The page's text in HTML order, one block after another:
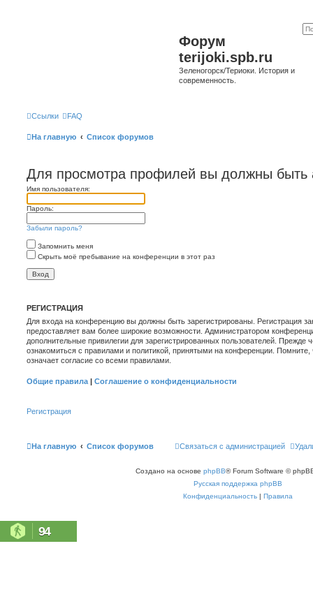
Форум
terijoki.spb.ru
Зеленогорск/Териоки. История и
современность.
Ссылки FAQ
На главную Список форумов
Для просмотра профилей вы должны быть
Имя пользователя:
Пароль:
Забыли пароль?
Запомнить меня
Скрыть моё пребывание на конференции в этот раз
РЕГИСТРАЦИЯ
Для входа на конференцию вы должны быть зарегистрированы. Регистрация
предоставляет вам более широкие возможности. Администратором
дополнительные привилегии для зарегистрированных пользователей. Прежде
ознакомиться с правилами и политикой, принятыми на конференции.
означает согласие со всеми правилами.
Общие правила | Соглашение о конфиденциальности
Регистрация
На главную Список форумов Связаться с администрацией
Создано на основе phpBB® Forum Software ©
Русская поддержка phpBB
Конфиденциальность | Правила
94